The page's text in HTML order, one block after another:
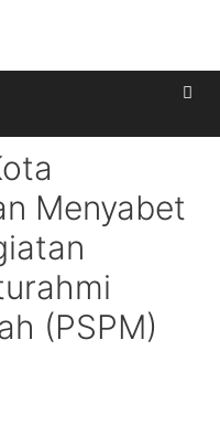
Menyabet
(PSPM)